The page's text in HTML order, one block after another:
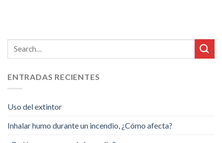
ENTRADAS RECIENTES
Uso del extintor
Inhalar humo durante un incendio, ¿Cómo afecta?